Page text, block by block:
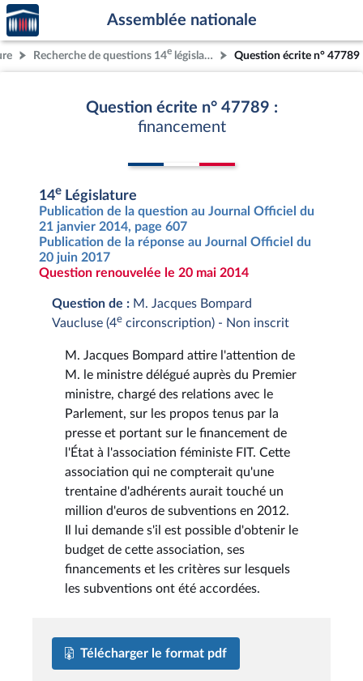
Aller au contenu
Aller en bas de la page
Accèder
à la
page
d'accueil
Assemblée nationale
Recherche de questions 14e législature Question écrite n° 47789
Question écrite n° 47789 :
financement
14e Législature
Publication de la question au Journal Officiel du
21 janvier 2014, page 607
Publication de la réponse au Journal Officiel du
20 juin 2017
Question renouvelée le 20 mai 2014
Question de : M. Jacques Bompard
Vaucluse (4e circonscription) - Non inscrit
M. Jacques Bompard attire l'attention de
M. le ministre délégué auprès du Premier
ministre, chargé des relations avec le
Parlement, sur les propos tenus par la
presse et portant sur le financement de
l'État à l'association féministe FIT. Cette
association qui ne compterait qu'une
trentaine d'adhérents aurait touché un
million d'euros de subventions en 2012.
Il lui demande s'il est possible d'obtenir le
budget de cette association, ses
financements et les critères sur lesquels
les subventions ont été accordées.
Télécharger le format pdf